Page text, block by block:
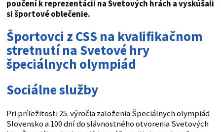
poučení k reprezentácii na Svetových hrách a vyskúšali
si športové oblečenie.
Športovci z CSS na kvalifikačnom
stretnutí na Svetové hry
špeciálnych olympiád
Sociálne služby
Pri príležitosti 25. výročia založenia Špeciálnych olympiád
Slovensko a 100 dní do slávnostného otvorenia Svetových